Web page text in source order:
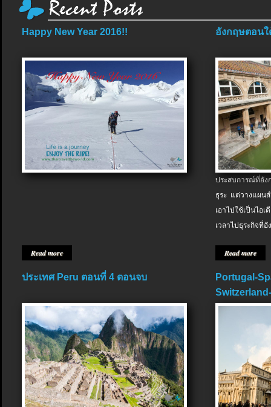
Happy New Year 2016!!
Read more
อังกฤษตอนใ
ประสบการณ์ที่อัง
ธุระ แต่วางแผน
เอาไปใช้เป็นไอ
เวลาไปธุระกิจที่อั
Read more
ประเทศ Peru ตอนที่ 4 ตอนจบ
Portugal-